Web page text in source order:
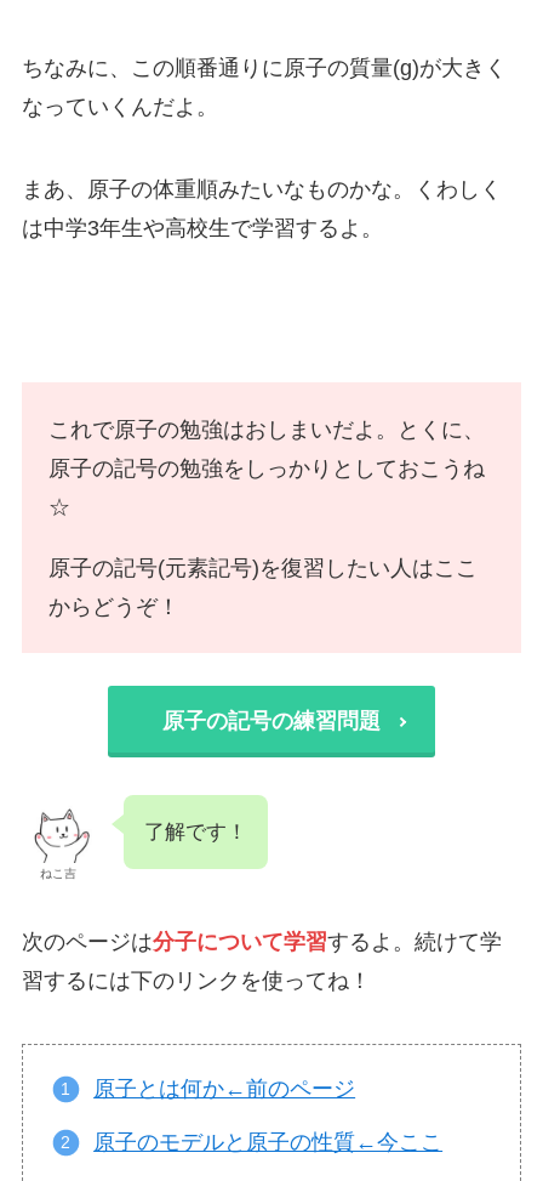
ちなみに、この順番通りに原子の質量(g)が大きく
なっていくんだよ。
まあ、原子の体重順みたいなものかな。くわしく
は中学3年生や高校生で学習するよ。
これで原子の勉強はおしまいだよ。とくに、
原子の記号の勉強をしっかりとしておこうね
☆
原子の記号(元素記号)を復習したい人はここ
からどうぞ！
原子の記号の練習問題
ねこ吉
了解です！
次のページは分子について学習するよ。続けて学
習するには下のリンクを使ってね！
原子とは何か←前のページ
原子のモデルと原子の性質←今ここ